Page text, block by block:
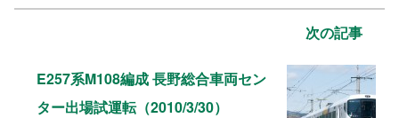
次の記事
E257系M108編成 長野総合車両セン
ター出場試運転（2010/3/30）